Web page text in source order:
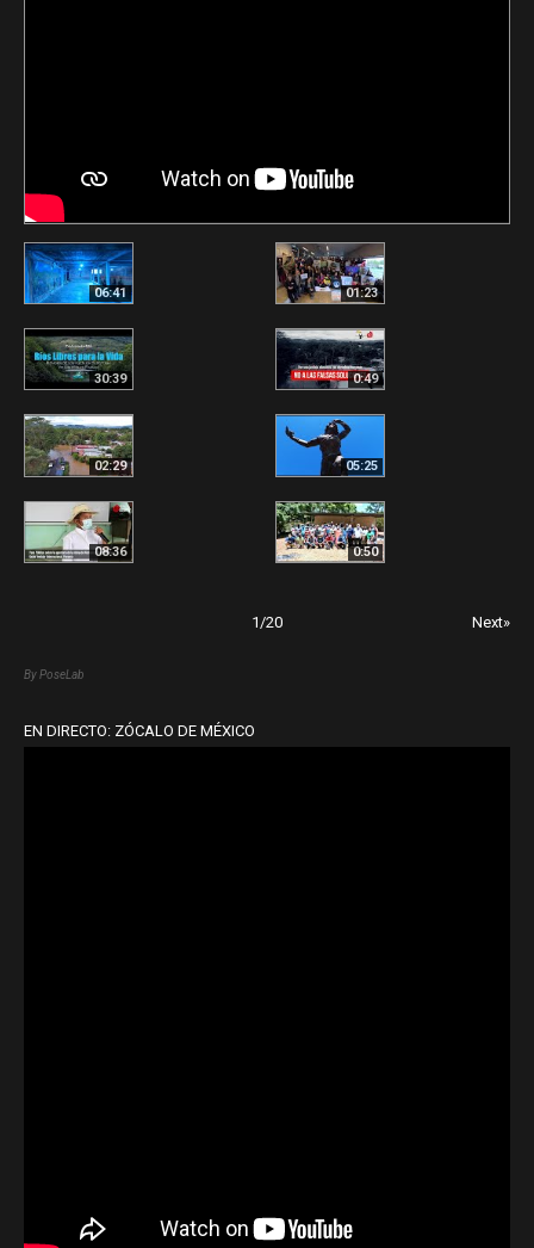
06:41 01:23
30:39 0:49
02:29 05:25
08:36 0:50
1 /20 Next»
By PoseLab
EN DIRECTO: ZÓCALO DE MÉXICO